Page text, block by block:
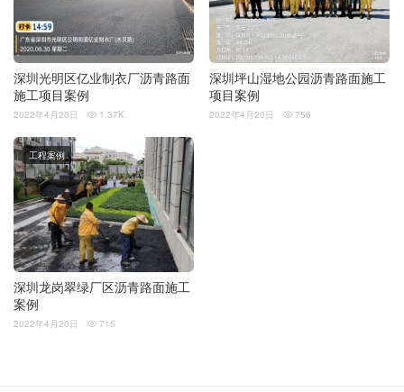
深圳光明区亿业制衣厂沥青路面
施工项目案例
2022年4月20日  1.37K
深圳坪山湿地公园沥青路面施工
项目案例
2022年4月20日  756
深圳龙岗翠绿厂区沥青路面施工
案例
工程案例
2022年4月20日  715